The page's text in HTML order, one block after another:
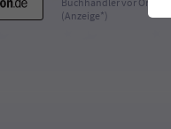
(Anzeige*)